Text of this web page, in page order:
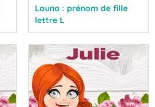
Louna : prénom de fille
lettre L